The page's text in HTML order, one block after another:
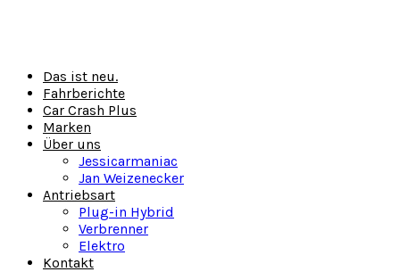
Das ist neu.
Fahrberichte
Car Crash Plus
Marken
Über uns
Jessicarmaniac
Jan Weizenecker
Antriebsart
Plug-in Hybrid
Verbrenner
Elektro
Kontakt